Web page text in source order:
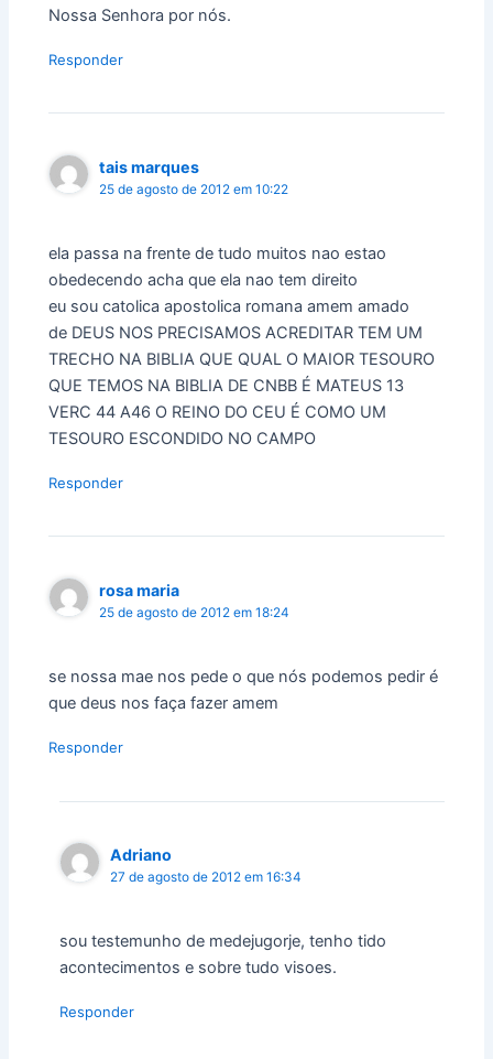
Nossa Senhora por nós.
Responder
tais marques
25 de agosto de 2012 em 10:22
ela passa na frente de tudo muitos nao estao
obedecendo acha que ela nao tem direito
eu sou catolica apostolica romana amem amado
de DEUS NOS PRECISAMOS ACREDITAR TEM UM
TRECHO NA BIBLIA QUE QUAL O MAIOR TESOURO
QUE TEMOS NA BIBLIA DE CNBB É MATEUS 13
VERC 44 A46 O REINO DO CEU É COMO UM
TESOURO ESCONDIDO NO CAMPO
Responder
rosa maria
25 de agosto de 2012 em 18:24
se nossa mae nos pede o que nós podemos pedir é
que deus nos faça fazer amem
Responder
Adriano
27 de agosto de 2012 em 16:34
sou testemunho de medejugorje, tenho tido
acontecimentos e sobre tudo visoes.
Responder